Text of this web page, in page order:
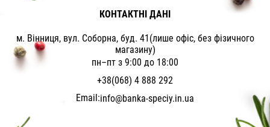
КОНТАКТНІ ДАНІ
м. Вінниця, вул. Соборна, буд. 41(лише офіс, без фізичного
магазину)
пн–пт з 9:00 до 18:00
+38(068) 4 888 292
Email:info@banka-speciy.in.ua